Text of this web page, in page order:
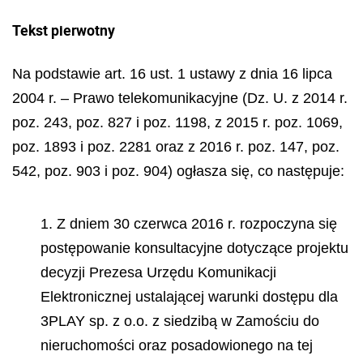
Tekst pierwotny
Na podstawie art. 16 ust. 1 ustawy z dnia 16 lipca
2004 r. – Prawo telekomunikacyjne (Dz. U. z 2014 r.
poz. 243, poz. 827 i poz. 1198, z 2015 r. poz. 1069,
poz. 1893 i poz. 2281 oraz z 2016 r. poz. 147, poz.
542, poz. 903 i poz. 904) ogłasza się, co następuje:
1. Z dniem 30 czerwca 2016 r. rozpoczyna się
postępowanie konsultacyjne dotyczące projektu
decyzji Prezesa Urzędu Komunikacji
Elektronicznej ustalającej warunki dostępu dla
3PLAY sp. z o.o. z siedzibą w Zamościu do
nieruchomości oraz posadowionego na tej